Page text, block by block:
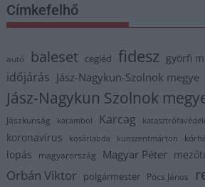
Címkefelhő
autó baleset cegléd fidesz györfi
időjárás Jász-Nagykun-Szolnok megye
Jász-Nagykun Szolnok
Jászkunság karambol Karcag
koronavírus kosárlabda kunszentmárton
lopás magyarország Magyar Péter
Orbán Viktor polgármester Pócs János